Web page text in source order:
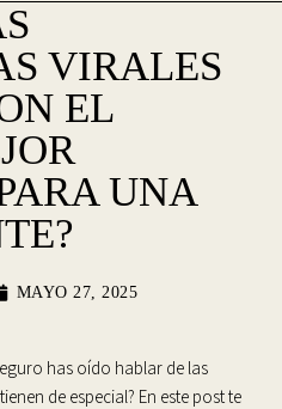
VIRALES
EL
UNA
MAYO 27, 2025
has oído hablar de las
de especial? En este post te